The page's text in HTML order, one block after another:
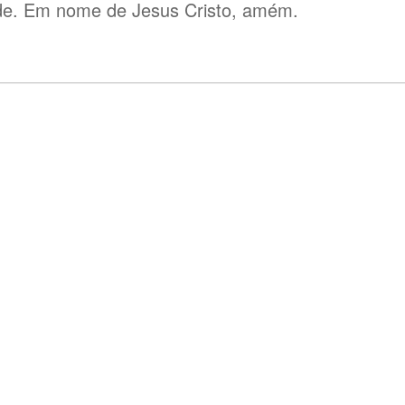
Em nome de Jesus Cristo, amém.